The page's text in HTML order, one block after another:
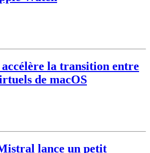
accélère la transition entre
de macOS
lance un petit